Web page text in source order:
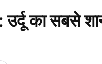
का सबसे